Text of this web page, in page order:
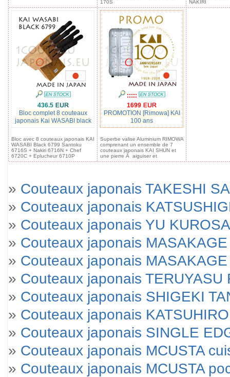
170S
NAKIRI
436.5
Bloc complet 8 couteaux
japonais Kai WASABI black
Bloc avec 8 couteaux japonais KAI
WASABI Black 6799 Santoku
6716S + Nakiri 6716N + Chef
6720C + Eplucheur 6710P
:::::
1699
PROMOTION [Rimowa] KAI
100 ans
Superbe valise Aluminium RIMOWA
comprenant un ensemble de 7
couteaux japonais KAI SHUN et
une pierre Ã aiguiser et
» Couteaux japonais TAKESHI
» Couteaux japonais
» Couteaux japonais YU
» Couteaux japonais
» Couteaux japonais
» Couteaux japonais TERUYASU
» Couteaux japonais SHIGEKI
» Couteaux japonais
» Couteaux japonais SINGLE
» Couteaux japonais MCUSTA
» Couteaux japonais MCUSTA